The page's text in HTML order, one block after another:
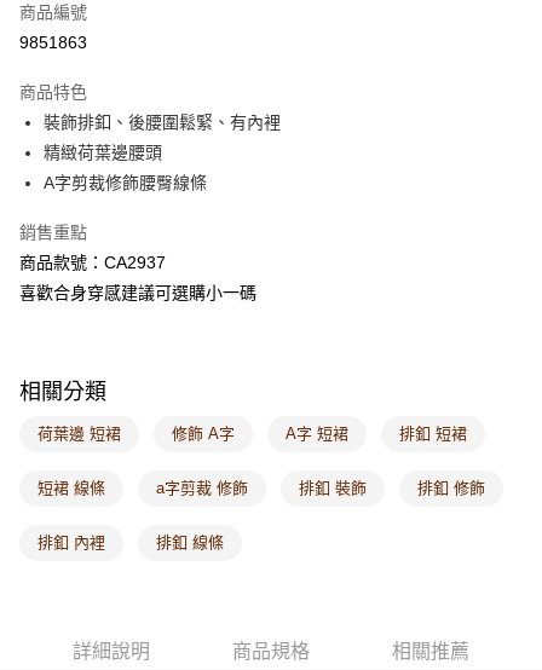
萊爾富取貨付款
付款後萊爾富取貨
每筆NT$60，滿NT$1,000(含以上)免運費
7-11取貨付款
每筆NT$60，滿NT$1,000(含以上)免運費
付款後7-11取貨
每筆NT$60，滿NT$1,000(含以上)免運費
每筆NT$120，滿NT$1,000(含以上)免運費
付款後門市自取
海外配送-港/澳/新/馬/泰國專屬 查看運費
海外配送-其他亞洲地區
商品編號
9851863
商品特色
裝飾排釦、後腰圍鬆緊、有內裡
精緻荷葉邊腰頭
A字剪裁修飾腰臀線條
銷售重點
商品款號：CA2937
喜歡合身穿感建議可選購小一碼
相關分類
荷葉邊 短裙 修飾 A字 A字 短裙 排釦 短裙
短裙 線條 a字剪裁 修飾 排釦 裝飾 排釦 修飾
排釦 內裡 排釦 線條
詳細說明 商品規格 相關推薦